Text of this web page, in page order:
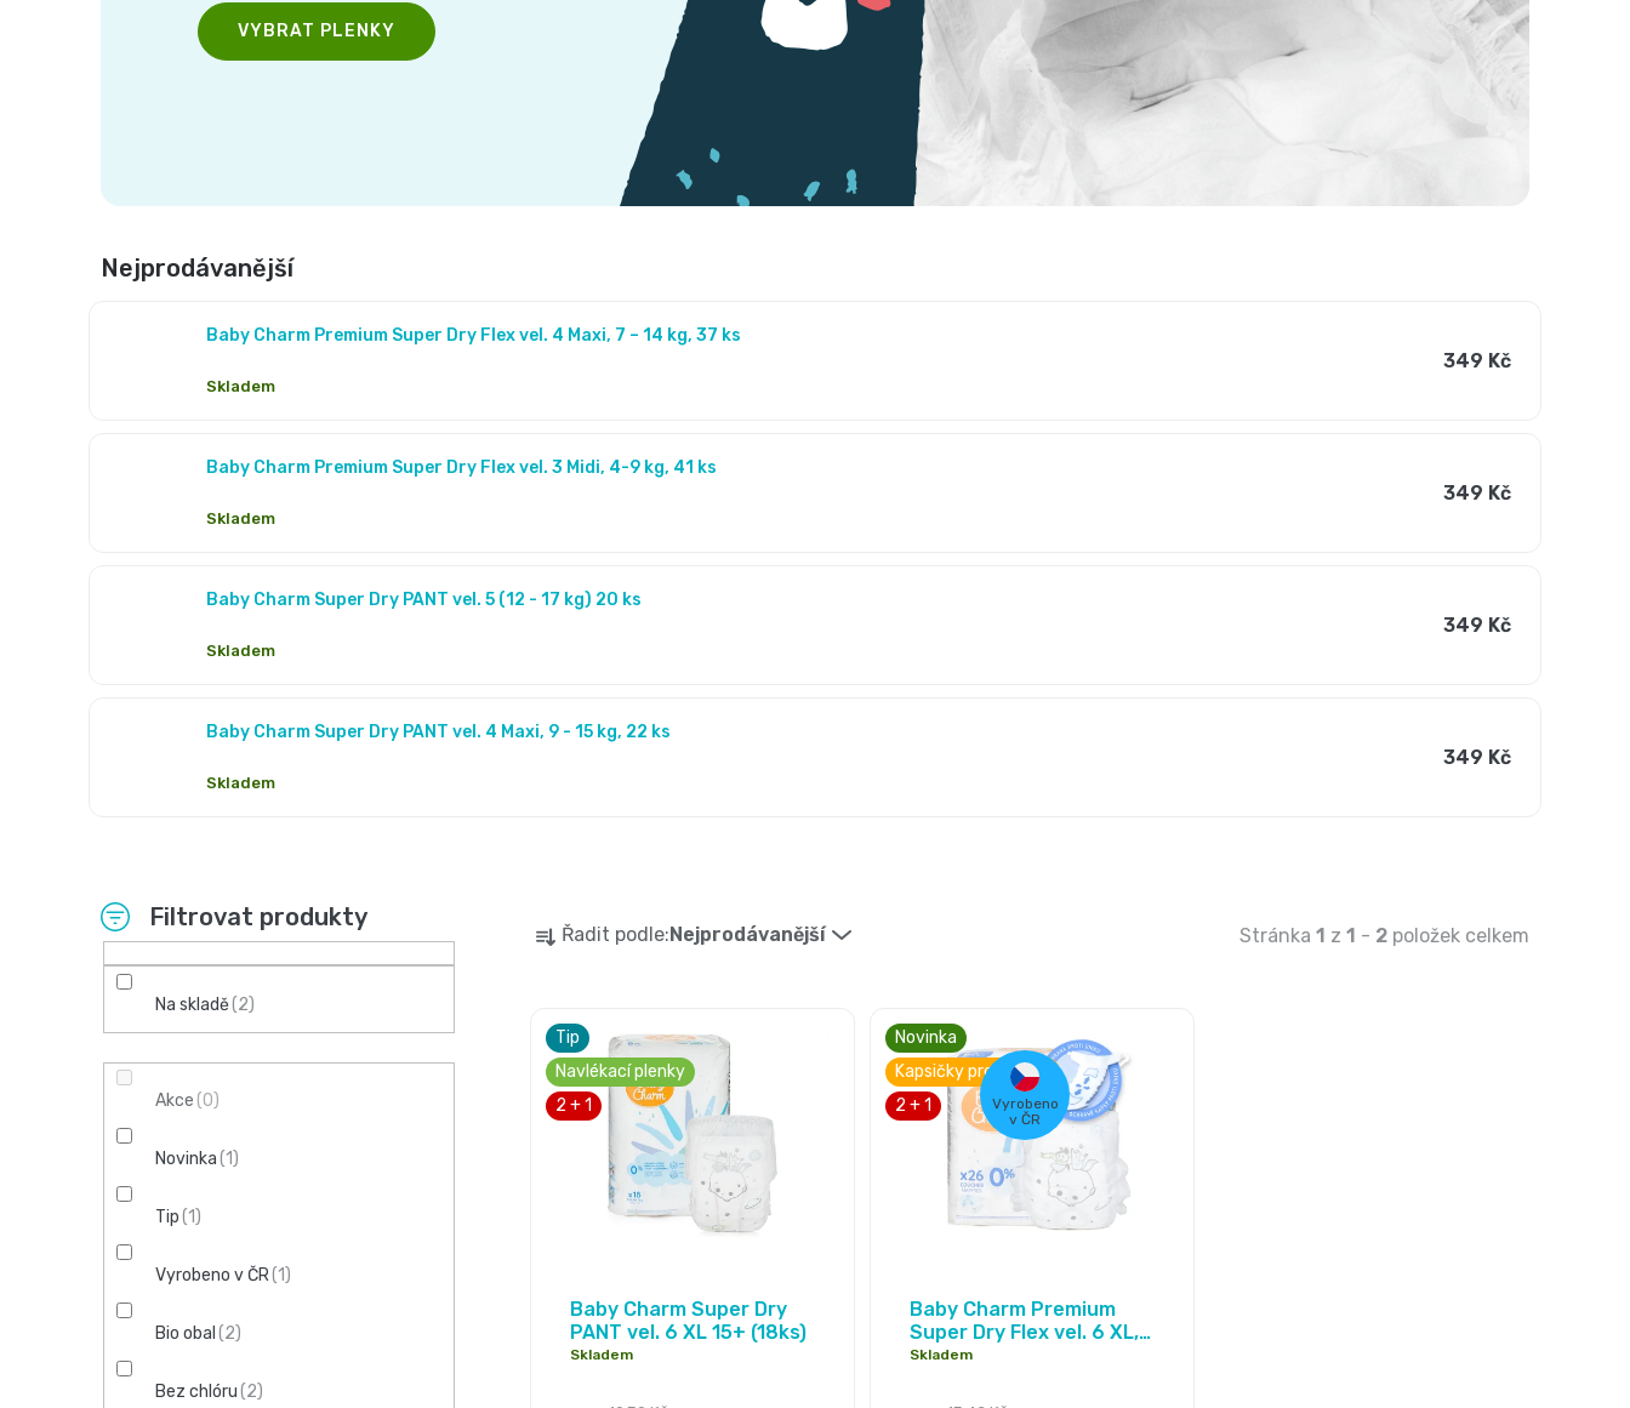
VYBRAT PLENKY
Nejprodávanější
Baby Charm Premium Super Dry Flex vel. 4 Maxi, 7 – 14 kg, 37 ks
Skladem
349 Kč
Baby Charm Premium Super Dry Flex vel. 3 Midi, 4-9 kg, 41 ks
Skladem
349 Kč
Baby Charm Super Dry PANT vel. 5 (12 - 17 kg) 20 ks
Skladem
349 Kč
Baby Charm Super Dry PANT vel. 4 Maxi, 9 - 15 kg, 22 ks
Skladem
349 Kč
P
o
s
t
a
n
n
p
Na skladě 2
Akce 0
Novinka 1
Tip 1
Vyrobeno v ČR 1
Bio obal 2
Bez chlóru 2
Stránka 1 z 1 - 2 položek celkem
Ř
z
e
n
Řadit podle: Nejprodávanější
V
ý
Tip
Navlékací plenky
2 + 1
Baby Charm Super Dry
PANT vel. 6 XL 15+ (18ks)
hodnocení
produktu
Skladem
Novinka
Vyrobeno
v ČR
Kapsičky proti úniku
2 + 1
Baby Charm Premium
Super Dry Flex vel. 6 XL,
13-18 kg, 26 ks
hodnocení
produktu
Skladem